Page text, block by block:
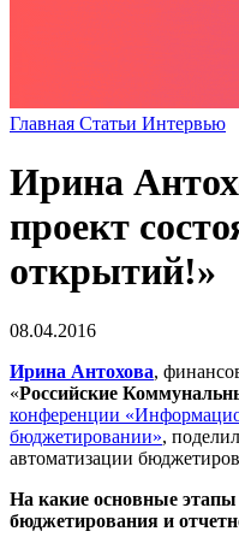
Главная Статьи Интервью
Ирина
проект
открытий!»
08.04.2016
Ирина Антохова,
«Российские
конференции
бюджетировании»,
автоматизации
На какие основные этапы
бюджетирования и